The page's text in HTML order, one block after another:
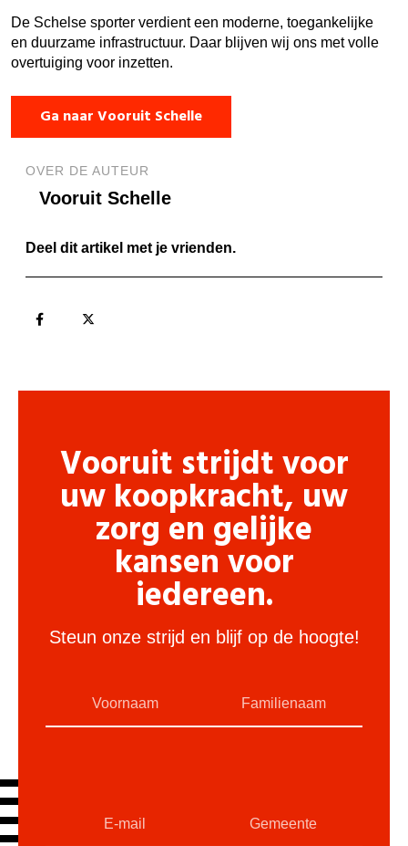
De Schelse sporter verdient een moderne, toegankelijke
en duurzame infrastructuur. Daar blijven wij ons met volle
overtuiging voor inzetten.
Ga naar Vooruit Schelle
OVER DE AUTEUR
Vooruit Schelle
Deel dit artikel met je vrienden.
Vooruit strijdt voor
uw koopkracht, uw
zorg en gelijke
kansen voor
iedereen.
Steun onze strijd en blijf op de hoogte!